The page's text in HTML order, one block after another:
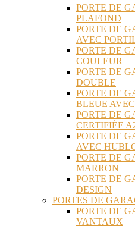
PORTE DE
PLAFOND
PORTE DE
AVEC
PORTE DE
COULEUR
PORTE DE
DOUBLE
PORTE DE
BLEUE
PORTE DE
CERTIFIÉE
PORTE DE
AVEC
PORTE DE
MARRON
PORTE DE
DESIGN
PORTES DE
PORTE DE
VANTAUX